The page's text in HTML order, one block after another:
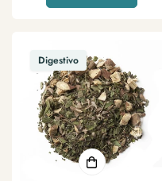
Digestivo